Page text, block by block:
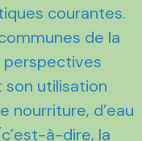
courantes.
de la
perspectives
utilisation
nourriture, d’eau
à-dire, la